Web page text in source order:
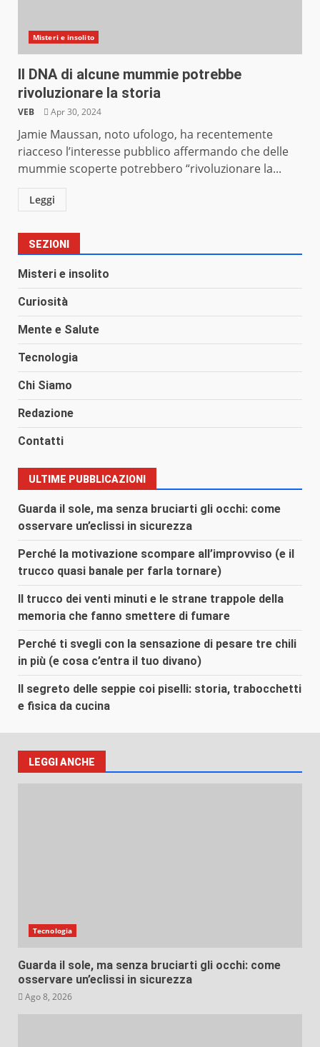
Misteri e insolito
Il DNA di alcune mummie potrebbe
rivoluzionare la storia
VEB Apr 30, 2024
Jamie Maussan, noto ufologo, ha recentemente
riacceso l’interesse pubblico affermando che delle
mummie scoperte potrebbero “rivoluzionare la...
Leggi
SEZIONI
Misteri e insolito
Curiosità
Mente e Salute
Tecnologia
Chi Siamo
Redazione
Contatti
ULTIME PUBBLICAZIONI
Guarda il sole, ma senza bruciarti gli occhi: come
osservare un’eclissi in sicurezza
Perché la motivazione scompare all’improvviso (e il
trucco quasi banale per farla tornare)
Il trucco dei venti minuti e le strane trappole della
memoria che fanno smettere di fumare
Perché ti svegli con la sensazione di pesare tre chili
in più (e cosa c’entra il tuo divano)
Il segreto delle seppie coi piselli: storia, trabocchetti
e fisica da cucina
LEGGI ANCHE
Tecnologia
Guarda il sole, ma senza bruciarti gli occhi: come
osservare un’eclissi in sicurezza
Ago 8, 2026